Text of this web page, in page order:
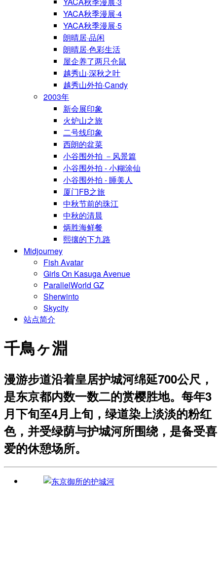
YACA秋季漫展·4
YACA秋季漫展·5
朗晴居·品闲
朗晴居·色彩生活
屋企养了两只仓鼠
越秀山·深秋之叶
越秀山外拍·Candy
2003年
新会展印象
火炉山之旅
二号线印象
西朗的盆菜
小谷围外拍 －风景篇
小谷围外拍 - 小糊涂仙
小谷围外拍 - 睡美人
厦门FB之旅
中秋节前的珠江
中秋的清晨
炳胜海鲜餐
熙攘的下九路
Midjourney
Fish Avatar
Girls On Kasuga Avenue
ParallelWorld GZ
Sherwinto
Skycity
站点简介
千鳥ヶ淵
漫游步道沿着皇居护城河绵延700公尺，
是东京都内数一数二的赏樱胜地。每年3
月下旬至4月上旬，绿道染上淡淡的粉红
色，并受绿荫与护城河所围绕，是备受喜
爱的休憩场所。